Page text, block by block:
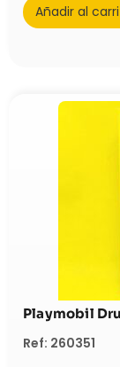
Añadir al
Playmobil
Ref: 260351